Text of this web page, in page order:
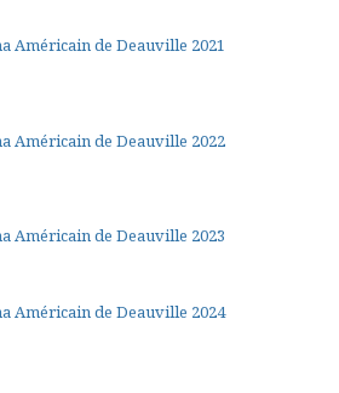
Américain de Deauville 2021
Américain de Deauville 2022
Américain de Deauville 2023
Américain de Deauville 2024